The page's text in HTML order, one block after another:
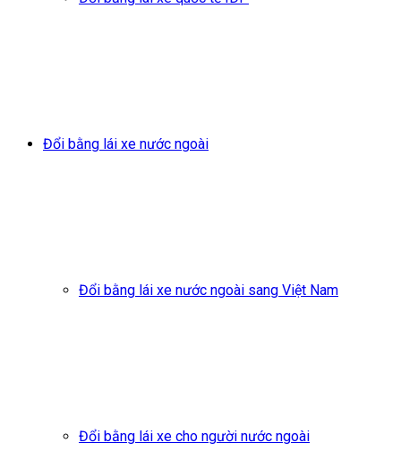
Đổi bằng lái xe nước ngoài
Đổi bằng lái xe nước ngoài sang Việt Nam
Đổi bằng lái xe cho người nước ngoài